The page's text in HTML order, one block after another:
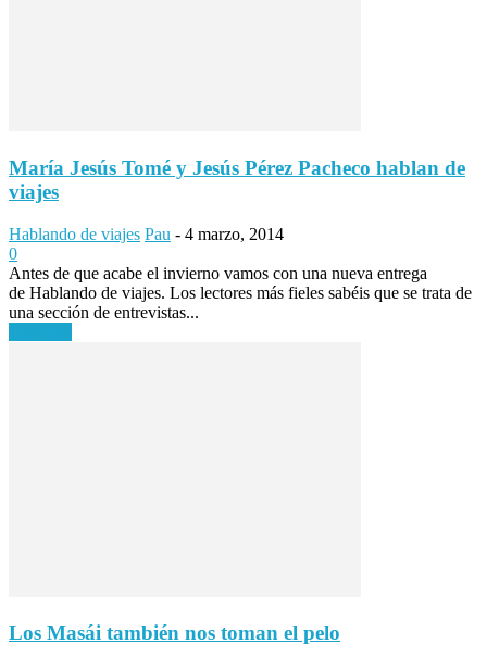
María Jesús Tomé y Jesús Pérez Pacheco hablan de
viajes
Hablando de viajes Pau - 4 marzo, 2014
0
Antes de que acabe el invierno vamos con una nueva entrega
de Hablando de viajes. Los lectores más fieles sabéis que se trata de
una sección de entrevistas...
Los Masái también nos toman el pelo